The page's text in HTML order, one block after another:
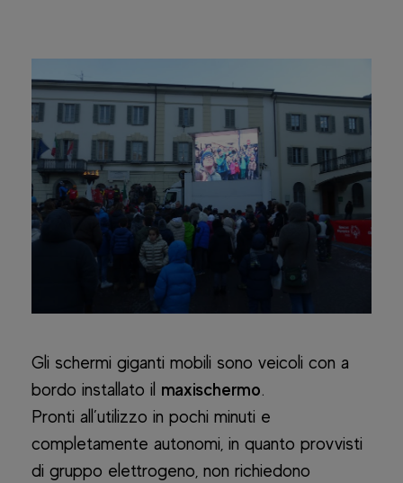
Gli schermi giganti mobili sono veicoli con a
bordo installato il maxischermo.
Pronti all’utilizzo in pochi minuti e
completamente autonomi, in quanto provvisti
di gruppo elettrogeno, non richiedono